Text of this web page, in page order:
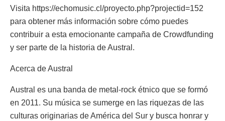
Visita https://echomusic.cl/proyecto.php?projectid=152
para obtener más información sobre cómo puedes
contribuir a esta emocionante campaña de Crowdfunding
y ser parte de la historia de Austral.
Acerca de Austral
Austral es una banda de metal-rock étnico que se formó
en 2011. Su música se sumerge en las riquezas de las
culturas originarias de América del Sur y busca honrar y